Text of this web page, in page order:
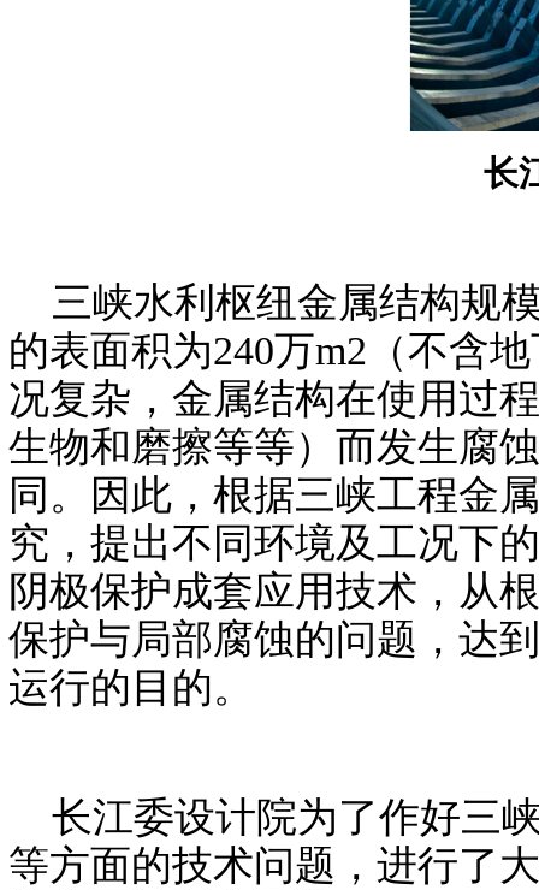
长
三峡水利枢纽金属结构规
的表面积为240万m2（不含
况复杂，金属结构在使用过
生物和磨擦等等）而发生腐
同。因此，根据三峡工程金
究，提出不同环境及工况下
阴极保护成套应用技术，从
保护与局部腐蚀的问题，达
运行的目的。
长江委设计院为了作好三
等方面的技术问题，进行了